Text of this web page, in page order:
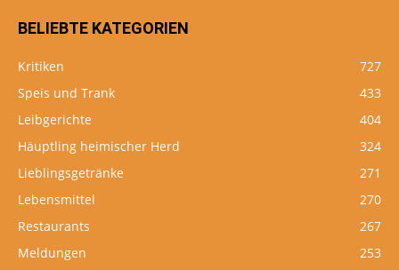
BELIEBTE KATEGORIEN
Kritiken
727
Speis und Trank
433
Leibgerichte
404
Häuptling heimischer Herd
324
Lieblingsgetränke
271
Lebensmittel
270
Restaurants
267
Meldungen
253